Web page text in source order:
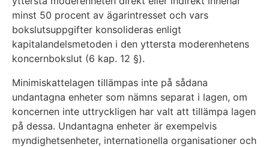
minst 50 procent av ägarintresset och vars
bokslutsuppgifter konsolideras enligt
kapitalandelsmetoden i den yttersta moderenhetens
koncernbokslut (6 kap. 12 §).
Minimiskattelagen tillämpas inte på sådana
undantagna enheter som nämns separat i lagen, om
koncernen inte uttryckligen har valt att tillämpa lagen
på dessa. Undantagna enheter är exempelvis
myndighetsenheter, internationella organisationer och